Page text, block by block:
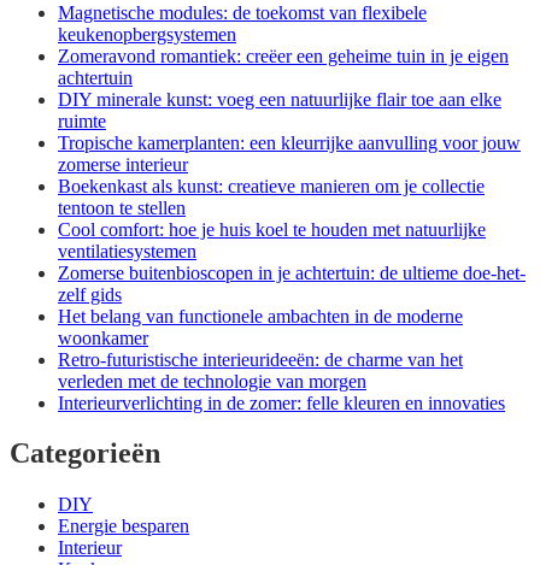
Magnetische modules: de toekomst van flexibele
keukenopbergsystemen
Zomeravond romantiek: creëer een geheime tuin in je eigen
achtertuin
DIY minerale kunst: voeg een natuurlijke flair toe aan elke
ruimte
Tropische kamerplanten: een kleurrijke aanvulling voor jouw
zomerse interieur
Boekenkast als kunst: creatieve manieren om je collectie
tentoon te stellen
Cool comfort: hoe je huis koel te houden met natuurlijke
ventilatiesystemen
Zomerse buitenbioscopen in je achtertuin: de ultieme doe-het-
zelf gids
Het belang van functionele ambachten in de moderne
woonkamer
Retro-futuristische interieurideeën: de charme van het
verleden met de technologie van morgen
Interieurverlichting in de zomer: felle kleuren en innovaties
Categorieën
DIY
Energie besparen
Interieur